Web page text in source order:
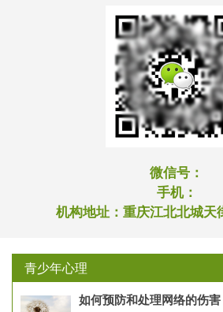
微信号：
手机：
机构地址： 重庆江北北城天
青少年心理
如何预防和处理网络的伤害